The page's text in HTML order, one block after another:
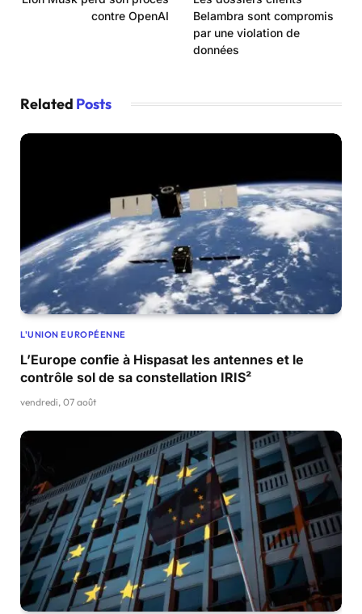
contre OpenAI
Belambra sont compromis
par une violation de
données
Related Posts
L'UNION EUROPÉENNE
L’Europe confie à Hispasat les antennes et le
contrôle sol de sa constellation IRIS²
vendredi, 07 août